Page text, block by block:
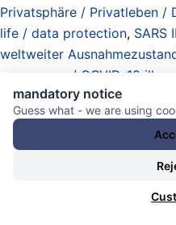
Privatsphäre / Privatleben
life / data protection, SARS
weltweiter
emergency / COVID-19 illness
/ Regierungen / Struktur /
regimes / governments /
Sustainable Development
Information Awareness
United
mandatory notice
Guess what - we are using